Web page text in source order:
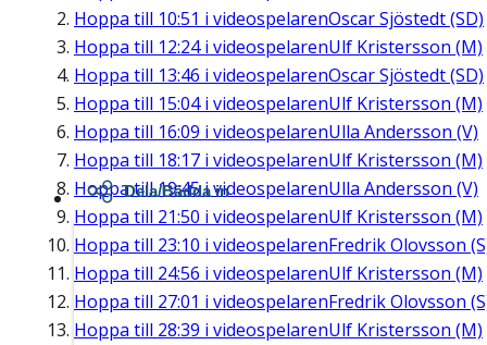
Hoppa till 10:51 i videospelarenOscar Sjöstedt (SD)
Hoppa till 12:24i videospelarenUlf Kristersson (M)
Hoppa till 13:46 i videospelarenOscar Sjöstedt (SD)
Hoppa till 15:04i videospelarenUlf Kristersson (M)
Hoppa till 16:09 i videospelarenUlla Andersson (V)
Hoppa till 18:17 i videospelarenUlf Kristersson (M)
Hoppa till19:45i videospelarenUlla Andersson (V)
Hoppa till 21:50 i videospelarenUlf Kristersson (M)
Hoppa till 23:10 i videospelarenFredrik Olovsson
Hoppa till 24:56 i videospelarenUlf Kristersson (M)
Hoppa till 27:01 i videospelarenFredrik Olovsson
Hoppa till 28:39 i videospelarenUlf Kristersson (M)
Dela/Bädda in